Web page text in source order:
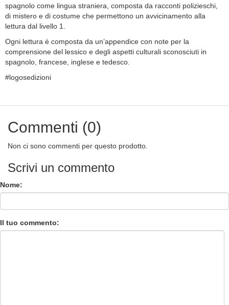
spagnolo come lingua straniera, composta da racconti polizieschi,
di mistero e di costume che permettono un avvicinamento alla
lettura dal livello 1.
Ogni lettura è composta da un’appendice con note per la
comprensione del lessico e degli aspetti culturali sconosciuti in
spagnolo, francese, inglese e tedesco.
#logosedizioni
Commenti (0)
Non ci sono commenti per questo prodotto.
Scrivi un commento
Nome:
Il tuo commento: